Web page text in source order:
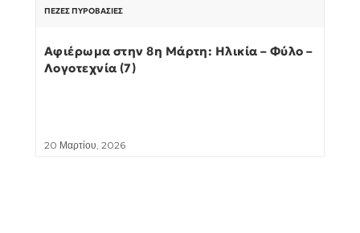
ΠΕΖΈΣ ΠΥΡΟΒΑΣΊΕΣ
Αφιέρωμα στην 8η Μάρτη: Ηλικία – Φύλο –
Λογοτεχνία (7)
20 Μαρτίου, 2026